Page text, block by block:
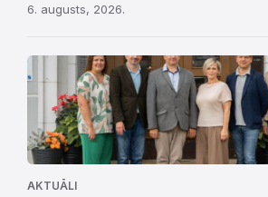
6. augusts, 2026.
AKTUĀLI